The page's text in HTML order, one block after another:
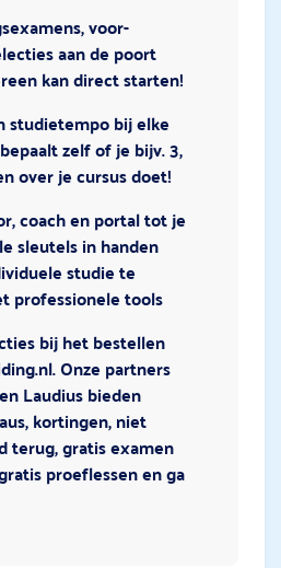
voor-
aan de poort
kan direct starten!
studietempo bij elke
zelf of je bijv. 3,
over je cursus doet!
coach en portal tot je
sleutels in handen
studie te
professionele tools
bij het bestellen
Onze partners
Laudius bieden
kortingen, niet
terug, gratis examen
proeflessen en ga